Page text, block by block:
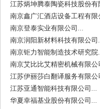
江苏炳坤腾泰陶瓷科技股份有
南京鑫广汇酒店设备工程有限
南京登泰实业有限公司...
南京润阳新材料科技有限公司
南京钜力智能制造技术研究院
南京艾比比艾精密机械有限公
江苏伊丽莎白翻译服务有限公
江苏亚通智能科技有限公司...
华夏幸福基业股份有限公司...